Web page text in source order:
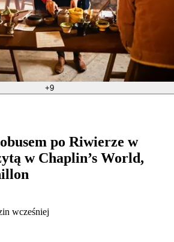
+9
po Riwierze w
w Chaplin’s World,
wcześniej